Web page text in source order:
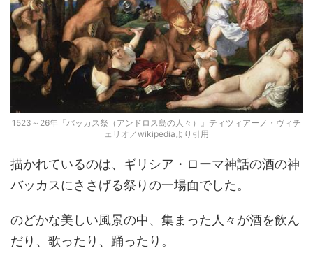
1523～26年『バッカス祭（アンドロス島の人々）』ティツィアーノ・ヴィチ
ェリオ／wikipediaより引用
描かれているのは、ギリシア・ローマ神話の酒の神
バッカスにささげる祭りの一場面でした。
のどかな美しい風景の中、集まった人々が酒を飲ん
だり、歌ったり、踊ったり。